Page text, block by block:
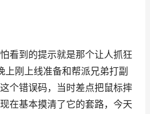
看到的提示就是那个让人抓狂
上刚上线准备和帮派兄弟打副
个错误码，当时差点把鼠标摔
在基本摸清了它的套路，今天